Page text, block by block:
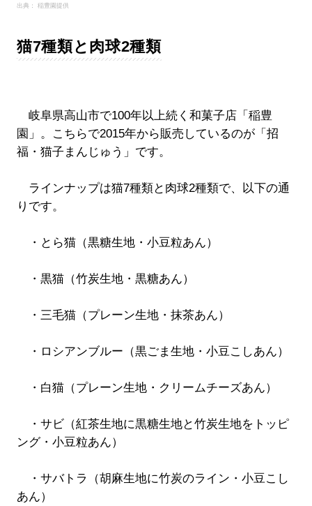
出典： 稲豊園提供
猫7種類と肉球2種類
岐阜県高山市で100年以上続く和菓子店「稲豊
園」。こちらで2015年から販売しているのが「招
福・猫子まんじゅう」です。
ラインナップは猫7種類と肉球2種類で、以下の通
りです。
・とら猫（黒糖生地・小豆粒あん）
・黒猫（竹炭生地・黒糖あん）
・三毛猫（プレーン生地・抹茶あん）
・ロシアンブルー（黒ごま生地・小豆こしあん）
・白猫（プレーン生地・クリームチーズあん）
・サビ（紅茶生地に黒糖生地と竹炭生地をトッピ
ング・小豆粒あん）
・サバトラ（胡麻生地に竹炭のライン・小豆こし
あん）